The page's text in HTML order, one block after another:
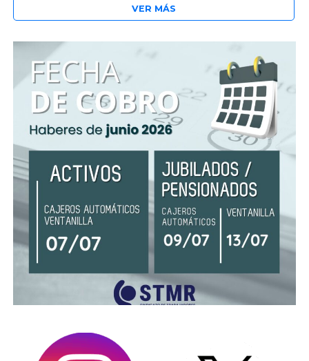
VER MÁS
DESTACADOS